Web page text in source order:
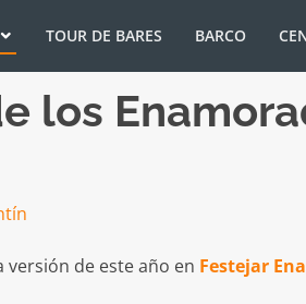
TOUR DE BARES BARCO
los
versión de este año en Festejar